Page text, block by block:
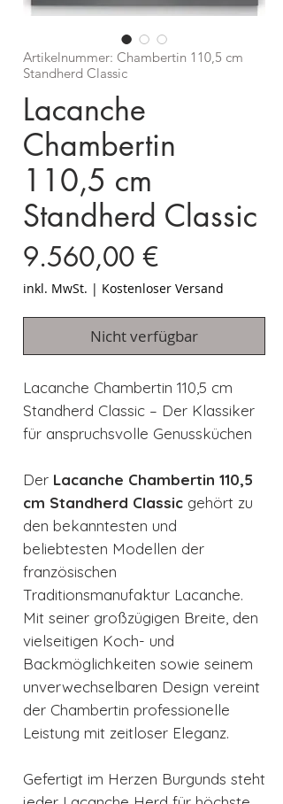
Artikelnummer: Chambertin 110,5 cm
Standherd Classic
Lacanche
Chambertin
110,5 cm
Standherd Classic
9.560,00 €Preis
inkl. MwSt. | Kostenloser Versand
Nicht verfügbar
Lacanche Chambertin 110,5 cm
Standherd Classic – Der Klassiker
für anspruchsvolle Genussküchen
Der Lacanche Chambertin 110,5
cm Standherd Classic gehört zu
den bekanntesten und
beliebtesten Modellen der
französischen
Traditionsmanufaktur Lacanche.
Mit seiner großzügigen Breite, den
vielseitigen Koch- und
Backmöglichkeiten sowie seinem
unverwechselbaren Design vereint
der Chambertin professionelle
Leistung mit zeitloser Eleganz.
Gefertigt im Herzen Burgunds steht